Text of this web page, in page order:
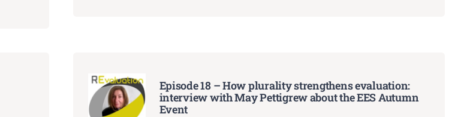
Episode 18 – How plurality strengthens evaluation:
interview with May Pettigrew about the EES Autumn
Event